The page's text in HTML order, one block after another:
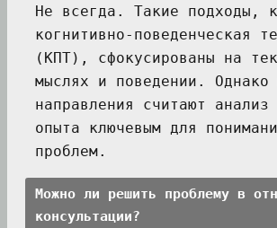
Не всегда. Такие подходы,
когнитивно-поведенческая
(КПТ), сфокусированы на
мыслях и поведении. Однако
направления считают анализ
опыта ключевым для
проблем.
Можно ли решить проблему в
консультации?